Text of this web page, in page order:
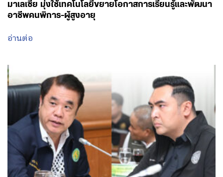
มาเลเซีย มุ่งใช้เทคโนโลยีขยายโอกาสการเรียนรู้และพัฒนา
อาชีพคนพิการ-ผู้สูงอายุ
อ่านต่อ